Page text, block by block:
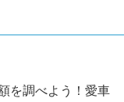
を調べよう！愛車